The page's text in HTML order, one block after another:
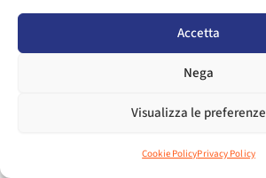
Accetta
Nega
Visualizza le preferenze
Cookie PolicyPrivacy Policy